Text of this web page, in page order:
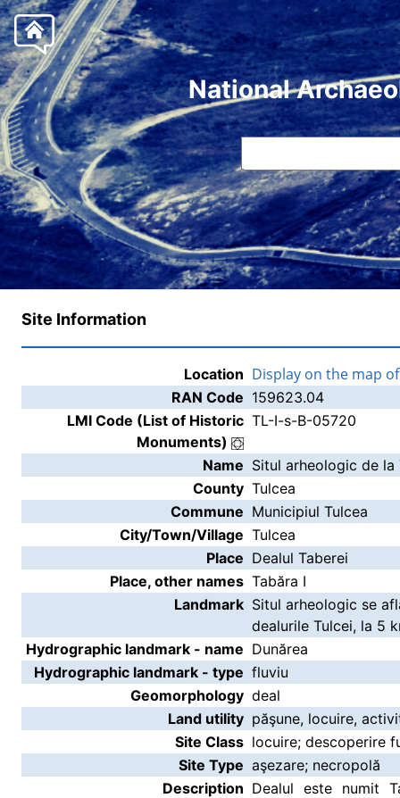
National
Site Information
Location Display on the map
RAN Code 159623.04
LMI Code (List of Historic
Monuments)
TL-I-s-B-05720
Name Situl arheologic de la
County Tulcea
Commune Municipiul Tulcea
City/Town/Village Tulcea
Place Dealul Taberei
Place, other names Tabăra I
Landmark Situl arheologic se
dealurile Tulcei, la 5
Hydrographic landmark - name Dunărea
Hydrographic landmark - type fluviu
Geomorphology deal
Land utility păşune, locuire,
Site Class locuire; descoperire
Site Type aşezare; necropolă
Description Dealul este numit